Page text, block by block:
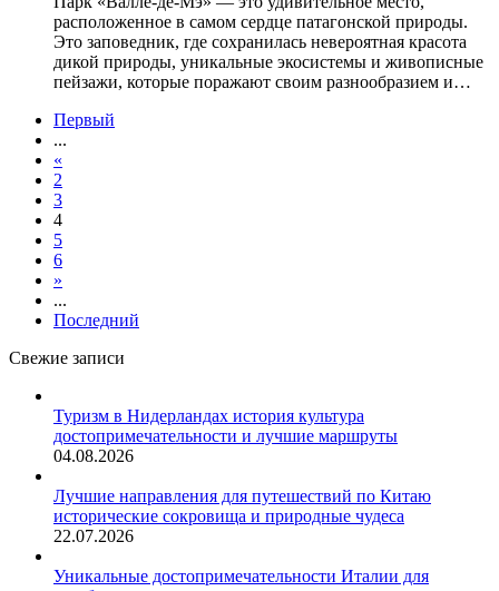
расположенное в самом сердце патагонской природы.
Это заповедник, где сохранилась невероятная красота
дикой природы, уникальные экосистемы и живописные
пейзажи, которые поражают своим разнообразием и…
Первый
...
«
2
3
4
5
6
»
...
Последний
Свежие записи
Туризм в Нидерландах история культура
достопримечательности и лучшие маршруты
04.08.2026
Лучшие направления для путешествий по Китаю
исторические сокровища и природные чудеса
22.07.2026
Уникальные достопримечательности Италии для